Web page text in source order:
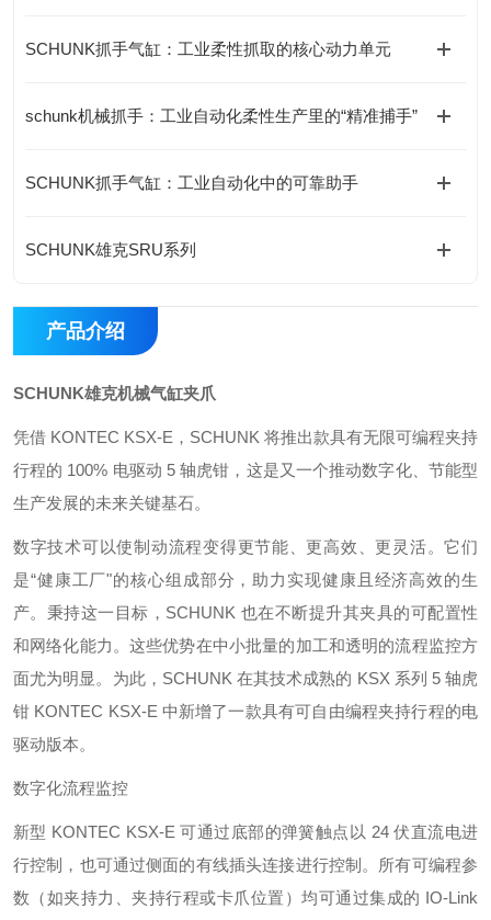
SCHUNK抓手气缸：工业柔性抓取的核心动力单元
schunk机械抓手：工业自动化柔性生产里的“精准捕手”
SCHUNK抓手气缸：工业自动化中的可靠助手
SCHUNK雄克SRU系列
产品介绍
SCHUNK雄克机械气缸夹爪
凭借 KONTEC KSX-E，SCHUNK 将推出款具有无限可编程夹持
行程的 100% 电驱动 5 轴虎钳，这是又一个推动数字化、节能型
生产发展的未来关键基石。
数字技术可以使制动流程变得更节能、更高效、更灵活。它们
是“健康工厂"的核心组成部分，助力实现健康且经济高效的生
产。秉持这一目标，SCHUNK 也在不断提升其夹具的可配置性
和网络化能力。这些优势在中小批量的加工和透明的流程监控方
面尤为明显。为此，SCHUNK 在其技术成熟的 KSX 系列 5 轴虎
钳 KONTEC KSX-E 中新增了一款具有可自由编程夹持行程的电
驱动版本。
数字化流程监控
新型 KONTEC KSX-E 可通过底部的弹簧触点以 24 伏直流电进
行控制，也可通过侧面的有线插头连接进行控制。所有可编程参
数（如夹持力、夹持行程或卡爪位置）均可通过集成的 IO-Link